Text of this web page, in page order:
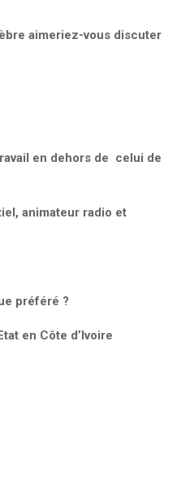
aimeriez-vous discuter
en dehors de celui de
animateur radio et
préféré ?
en Côte d’Ivoire